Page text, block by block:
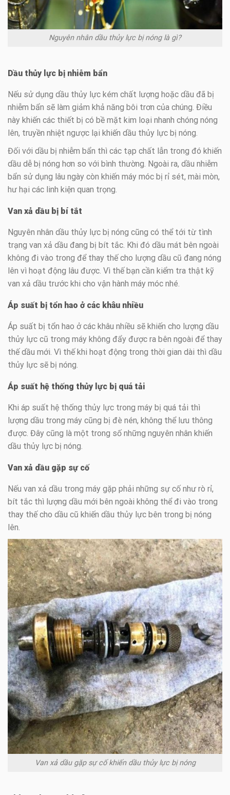
Nguyên nhân dầu thủy lực bị nóng là gì?
Dầu thủy lực bị nhiễm bẩn
Nếu sử dụng dầu thủy lực kém chất lượng hoặc dầu đã bị
nhiễm bẩn sẽ làm giảm khả năng bôi trơn của chúng. Điều
này khiến các thiết bị có bề mặt kim loại nhanh chóng nóng
lên, truyền nhiệt ngược lại khiến dầu thủy lực bị nóng.
Đối với dầu bị nhiễm bẩn thì các tạp chất lẫn trong đó khiến
dầu dễ bị nóng hơn so với bình thường. Ngoài ra, dầu nhiễm
bẩn sử dụng lâu ngày còn khiến máy móc bị rỉ sét, mài mòn,
hư hại các linh kiện quan trọng.
Van xả dầu bị bí tắt
Nguyên nhân dầu thủy lực bị nóng cũng có thể tới từ tình
trạng van xả dầu đang bị bít tắc. Khi đó dầu mát bên ngoài
không đi vào trong để thay thế cho lượng dầu cũ đang nóng
lên vì hoạt động lâu được. Vì thế bạn cần kiểm tra thật kỹ
van xả dầu trước khi cho vận hành máy móc nhé.
Áp suất bị tổn hao ở các khâu nhiều
Áp suất bị tổn hao ở các khâu nhiều sẽ khiến cho lượng dầu
thủy lực cũ trong máy không đẩy được ra bên ngoài để thay
thế dầu mới. Vì thế khi hoạt động trong thời gian dài thì dầu
thủy lực sẽ bị nóng.
Áp suất hệ thống thủy lực bị quá tải
Khi áp suất hệ thống thủy lực trong máy bị quá tải thì
lượng dầu trong máy cũng bị đè nén, không thể lưu thông
được. Đây cũng là một trong số những nguyên nhân khiến
dầu thủy lực bị nóng.
Van xả dầu gặp sự cố
Nếu van xả dầu trong máy gặp phải những sự cố như rò rỉ,
bít tắc thì lượng dầu mới bên ngoài không thể đi vào trong
thay thế cho dầu cũ khiến dầu thủy lực bên trong bị nóng
lên.
Van xả dầu gặp sự cố khiến dầu thủy lực bị nóng